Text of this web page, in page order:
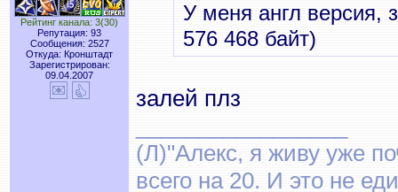
Рейтинг канала: 3(30)
Репутация: 93
Сообщения: 2527
Откуда: Кронштадт
Зарегистрирован:
09.04.2007
У меня англ версия,
576 468 байт)
залей плз
(Л)"Алекс, я живу уже
всего на 20. И это не